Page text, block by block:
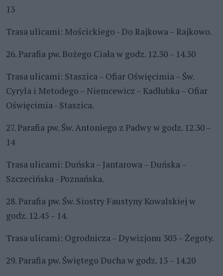
13
Trasa ulicami: Mościckiego - Do Rajkowa – Rajkowo.
26. Parafia pw. Bożego Ciała w godz. 12.30 – 14.30
Trasa ulicami: Staszica – Ofiar Oświęcimia – Św.
Cyryla i Metodego – Niemcewicz – Kadłubka – Ofiar
Oświęcimia - Staszica.
27. Parafia pw. Św. Antoniego z Padwy w godz. 12.30 –
14
Trasa ulicami: Duńska – Jantarowa – Duńska –
Szczecińska - Poznańska.
28. Parafia pw. Św. Siostry Faustyny Kowalskiej w
godz. 12.45 – 14.
Trasa ulicami: Ogrodnicza – Dywizjonu 303 – Żegoty.
29. Parafia pw. Świętego Ducha w godz. 13 – 14.20